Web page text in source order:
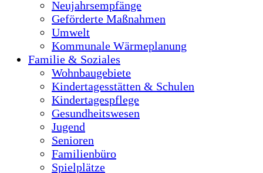
Neujahrsempfänge
Geförderte Maßnahmen
Umwelt
Kommunale Wärmeplanung
Familie & Soziales
Wohnbaugebiete
Kindertagesstätten & Schulen
Kindertagespflege
Gesundheitswesen
Jugend
Senioren
Familienbüro
Spielplätze